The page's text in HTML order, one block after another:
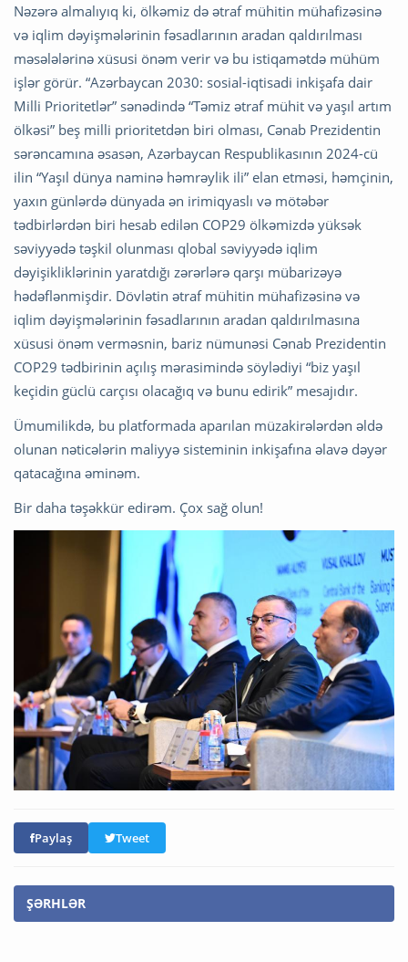
Nəzərə almalıyıq ki, ölkəmiz də ətraf mühitin mühafizəsinə
və iqlim dəyişmələrinin fəsadlarının aradan qaldırılması
məsələlərinə xüsusi önəm verir və bu istiqamətdə mühüm
işlər görür. “Azərbaycan 2030: sosial-iqtisadi inkişafa dair
Milli Prioritetlər” sənədində “Təmiz ətraf mühit və yaşıl artım
ölkəsi” beş milli prioritetdən biri olması, Cənab Prezidentin
sərəncamına əsasən, Azərbaycan Respublikasının 2024-cü
ilin “Yaşıl dünya naminə həmrəylik ili” elan etməsi, həmçinin,
yaxın günlərdə dünyada ən irimiqyaslı və mötəbər
tədbirlərdən biri hesab edilən COP29 ölkəmizdə yüksək
səviyyədə təşkil olunması qlobal səviyyədə iqlim
dəyişikliklərinin yaratdığı zərərlərə qarşı mübarizəyə
hədəflənmişdir. Dövlətin ətraf mühitin mühafizəsinə və
iqlim dəyişmələrinin fəsadlarının aradan qaldırılmasına
xüsusi önəm verməsnin, bariz nümunəsi Cənab Prezidentin
COP29 tədbirinin açılış mərasimində söylədiyi “biz yaşıl
keçidin güclü carçısı olacağıq və bunu edirik” mesajıdır.
Ümumilikdə, bu platformada aparılan müzakirələrdən əldə
olunan nəticələrin maliyyə sisteminin inkişafına əlavə dəyər
qatacağına əminəm.
Bir daha təşəkkür edirəm. Çox sağ olun!
Paylaş Tweet
ŞƏRHLƏR